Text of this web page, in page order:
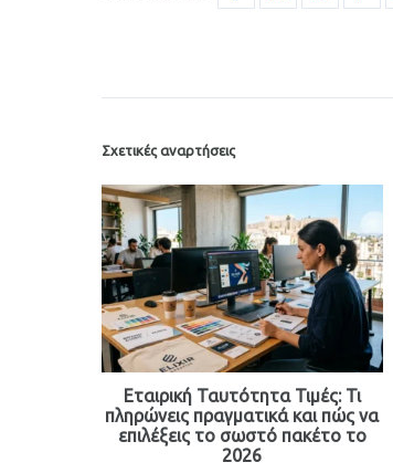
Σχετικές αναρτήσεις
Εταιρική Ταυτότητα Τιμές: Τι
πληρώνεις πραγματικά και πώς να
επιλέξεις το σωστό πακέτο το
2026